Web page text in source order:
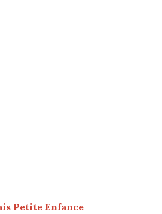
Petite Enfance